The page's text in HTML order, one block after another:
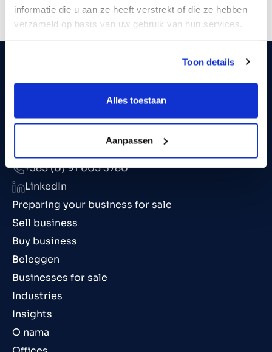
informatie die u aan ze heeft verstrekt of die ze hebben
verzameld op basis van uw gebruik van hun services.
Toon details
Alles toestaan
Aanpassen
Preparing your business for sale
Sell business
Buy business
Beleggen
Businesses for sale
Industries
Insights
O nama
info@marktlink.com
+385 (0) 91 605 3780
LinkedIn